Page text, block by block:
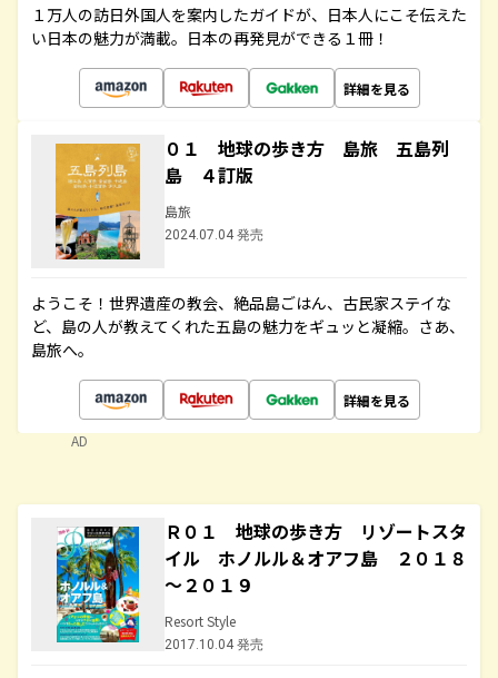
１万人の訪日外国人を案内したガイドが、日本人にこそ伝えた
い日本の魅力が満載。日本の再発見ができる１冊！
詳細を見る
０１ 地球の歩き方 島旅 五島列
島 ４訂版
島旅
2024.07.04 発売
ようこそ！世界遺産の教会、絶品島ごはん、古民家ステイな
ど、島の人が教えてくれた五島の魅力をギュッと凝縮。さあ、
島旅へ。
詳細を見る
AD
Ｒ０１ 地球の歩き方 リゾートスタ
イル ホノルル＆オアフ島 ２０１８
～２０１９
Resort Style
2017.10.04 発売